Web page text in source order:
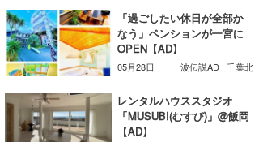
「過ごしたい休日が全部か
なう」ペンションが一宮に
OPEN【AD】
05月28日 波伝説AD | 千葉北
レンタルハウススタジオ
「MUSUBI(むすび)」@飯岡
【AD】
wanda
予報士 hiro.
banpaku
Mr.K